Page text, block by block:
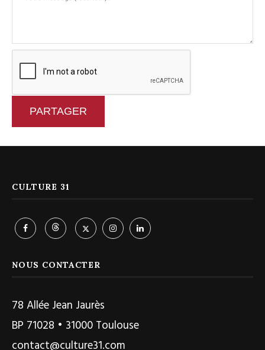
PARTAGER
CULTURE 31
NOUS CONTACTER
78 Allée Jean Jaurès
BP 71028 • 31000 Toulouse
contact@culture31.com